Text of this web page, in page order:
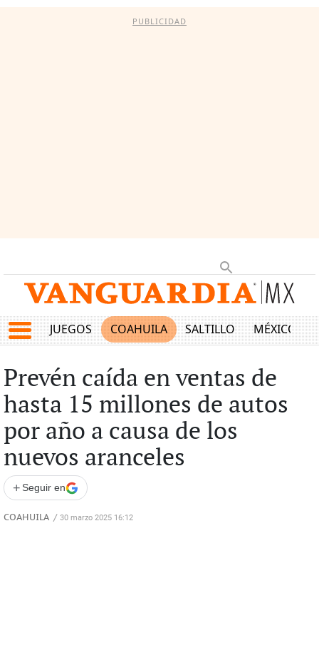
PUBLICIDAD
JUEGOS COAHUILA SALTILLO MÉXICO
Prevén caída en ventas de
hasta 15 millones de autos
por año a causa de los
nuevos aranceles
+ Seguir en
COAHUILA / 30 marzo 2025 16:12